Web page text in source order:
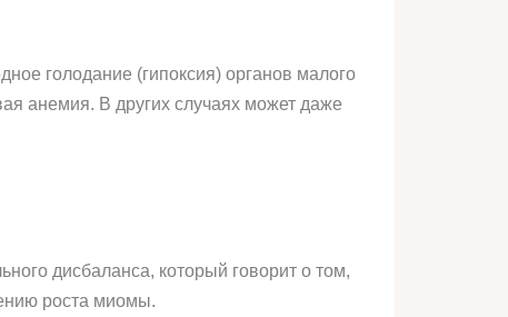
голодание (гипоксия) органов малого
анемия. В других случаях может даже
дисбаланса, который говорит о том,
роста миомы.